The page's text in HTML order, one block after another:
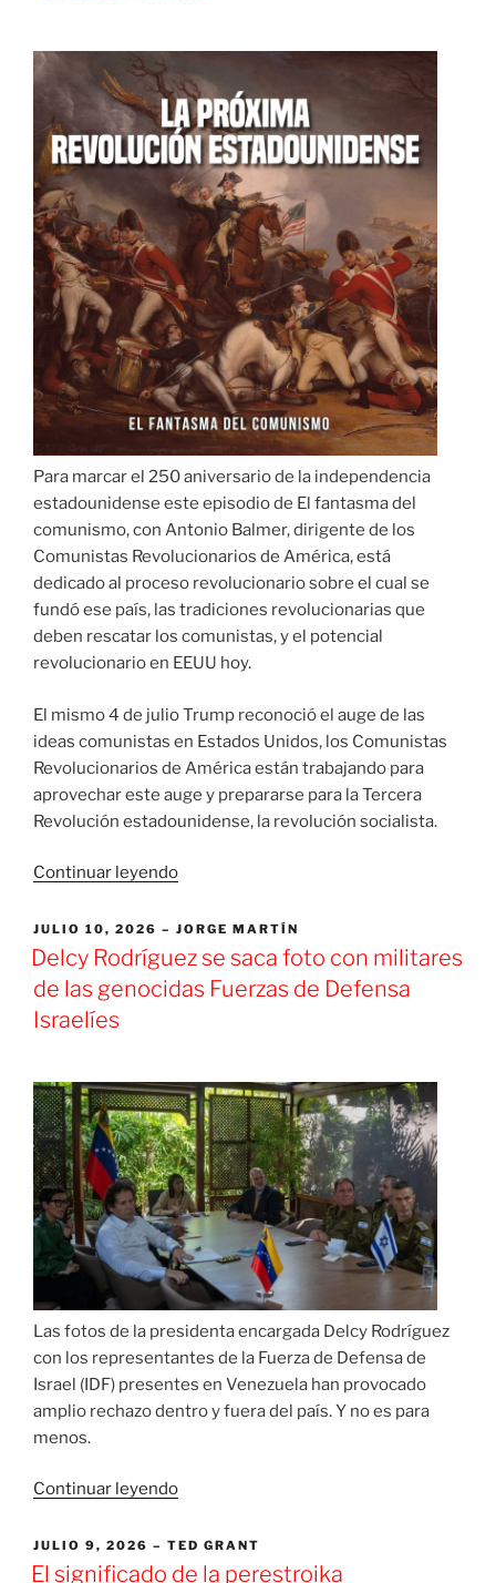
la
práctica»
Para marcar el 250 aniversario de la independencia
estadounidense este episodio de El fantasma del
comunismo, con Antonio Balmer, dirigente de los
Comunistas Revolucionarios de América, está
dedicado al proceso revolucionario sobre el cual se
fundó ese país, las tradiciones revolucionarias que
deben rescatar los comunistas, y el potencial
revolucionario en EEUU hoy.
El mismo 4 de julio Trump reconoció el auge de las
ideas comunistas en Estados Unidos, los Comunistas
Revolucionarios de América están trabajando para
aprovechar este auge y prepararse para la Tercera
Revolución estadounidense, la revolución socialista.
Continuar leyendo«[Podcast]
próxima
Revolución
Estadounidense»
PUBLICADO
EL
JULIO 10, 2026 JORGE MARTÍN
Delcy Rodríguez se saca foto con militares
de las genocidas Fuerzas de Defensa
Israelíes
Las fotos de la presidenta encargada Delcy Rodríguez
con los representantes de la Fuerza de Defensa de
Israel (IDF) presentes en Venezuela han provocado
amplio rechazo dentro y fuera del país. Y no es para
menos.
Continuar leyendo«Delcy
se
saca
PUBLICADO
EL
JULIO 9, 2026 TED GRANT
El significado de la perestroika